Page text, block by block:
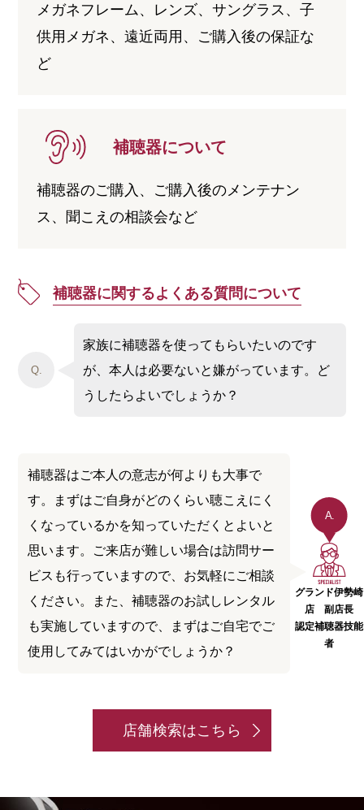
メガネフレーム、レンズ、サングラス、子
供用メガネ、遠近両用、ご購入後の保証な
ど
補聴器について
補聴器のご購入、ご購入後のメンテナン
ス、聞こえの相談会など
補聴器に関するよくある質問について
Q.
家族に補聴器を使ってもらいたいのです
が、本人は必要ないと嫌がっています。ど
うしたらよいでしょうか？
A.
グランド伊勢崎
店 副店長
認定補聴器技能
者
補聴器はご本人の意志が何よりも大事で
す。まずはご自身がどのくらい聴こえにく
くなっているかを知っていただくとよいと
思います。ご来店が難しい場合は訪問サー
ビスも行っていますので、お気軽にご相談
ください。また、補聴器のお試しレンタル
も実施していますので、まずはご自宅でご
使用してみてはいかがでしょうか？
店舗検索はこちら